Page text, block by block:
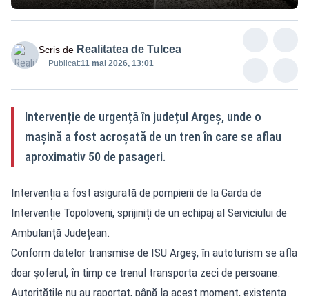
Scris de Realitatea de Tulcea
Publicat:11 mai 2026, 13:01
Intervenție de urgență în județul Argeș, unde o
mașină a fost acroșată de un tren în care se aflau
aproximativ 50 de pasageri.
Intervenția a fost asigurată de pompierii de la Garda de
Intervenție Topoloveni, sprijiniți de un echipaj al Serviciului de
Ambulanță Județean.
Conform datelor transmise de ISU Argeș, în autoturism se afla
doar șoferul, în timp ce trenul transporta zeci de persoane.
Autoritățile nu au raportat, până la acest moment, existența